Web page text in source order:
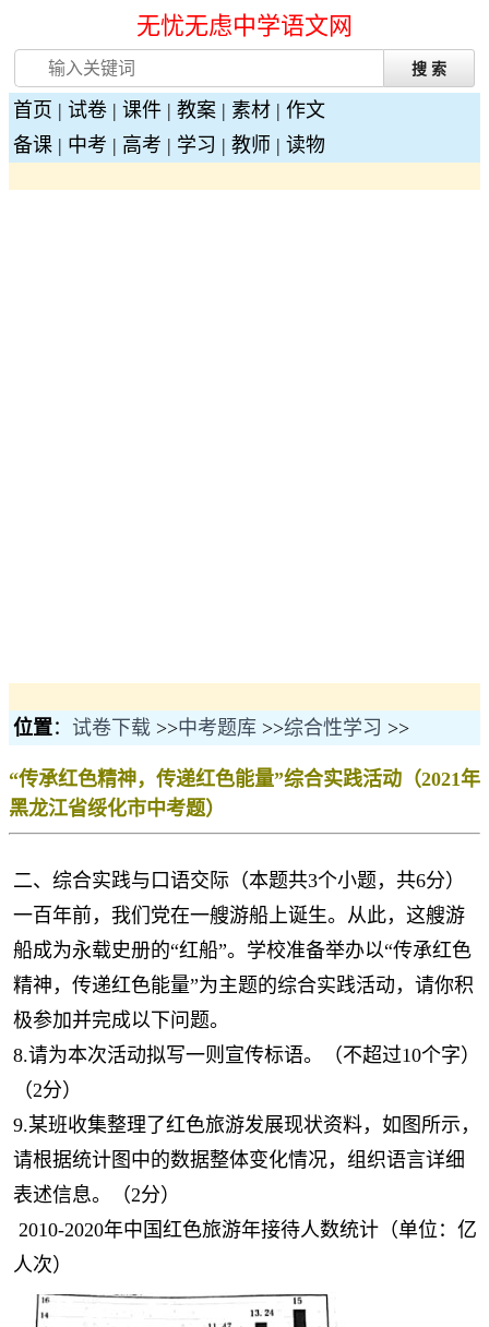
无忧无虑中学语文网
首页 | 试卷 | 课件 | 教案 | 素材 | 作文
备课 | 中考 | 高考 | 学习 | 教师 | 读物
位置： 试卷下载 >>中考题库 >>综合性学习 >>
“传承红色精神，传递红色能量”综合实践活动（2021年
黑龙江省绥化市中考题）
二、综合实践与口语交际（本题共3个小题，共6分）
一百年前，我们党在一艘游船上诞生。从此，这艘游
船成为永载史册的“红船”。学校准备举办以“传承红色
精神，传递红色能量”为主题的综合实践活动，请你积
极参加并完成以下问题。
8.请为本次活动拟写一则宣传标语。（不超过10个字）
（2分）
9.某班收集整理了红色旅游发展现状资料，如图所示，
请根据统计图中的数据整体变化情况，组织语言详细
表述信息。（2分）
2010-2020年中国红色旅游年接待人数统计（单位：亿
人次）